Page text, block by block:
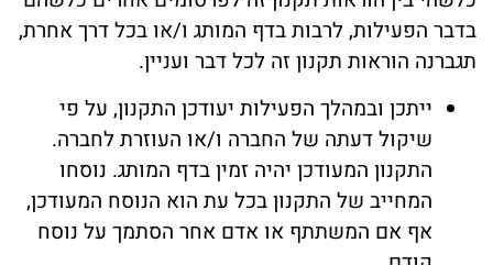
בדבר הפעילות, לרבות בדף המותג ו/או בכל דרך אחרת,
תגברנה הוראות תקנון זה לכל דבר ועניין.
ייתכן ובמהלך הפעילות יעודכן התקנון, על פי
שיקול דעתה של החברה ו/או העוזרת לחברה.
התקנון המעודכן יהיה זמין בדף המותג. נוסחו
המחייב של התקנון בכל עת הוא הנוסח המעודכן,
אף אם המשתתף או אדם אחר הסתמך על נוסח